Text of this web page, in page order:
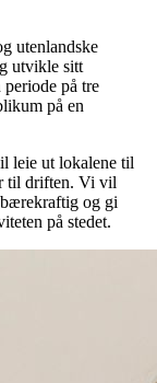
utenlandske
utvikle sitt
periode på tre
på en
leie ut lokalene til
til driften. Vi vil
og gi
på stedet.